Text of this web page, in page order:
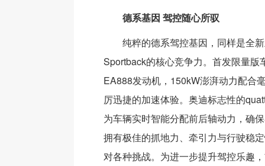
德系基因 驾控随心所驭
纯粹的德系驾控基因，同样是全
Sportback的核心竞争力。首发限量版
EA888发动机，150kW澎湃动力配合
厉迅捷的加速体验。奥迪标志性的
为车辆实时智能分配前后轴动力，确
拥有极佳的抓地力、牵引力与行驶稳
对各种挑战。为进一步提升驾控乐趣